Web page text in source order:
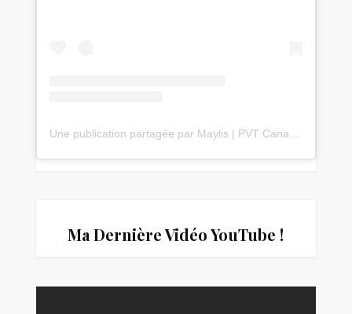
Ma Dernière Vidéo YouTube !